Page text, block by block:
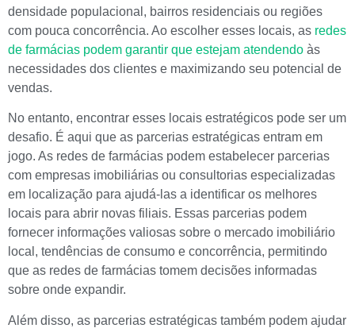
densidade populacional, bairros residenciais ou regiões
com pouca concorrência. Ao escolher esses locais, as redes
de farmácias podem garantir que estejam atendendo às
necessidades dos clientes e maximizando seu potencial de
vendas.
No entanto, encontrar esses locais estratégicos pode ser um
desafio. É aqui que as parcerias estratégicas entram em
jogo. As redes de farmácias podem estabelecer parcerias
com empresas imobiliárias ou consultorias especializadas
em localização para ajudá-las a identificar os melhores
locais para abrir novas filiais. Essas parcerias podem
fornecer informações valiosas sobre o mercado imobiliário
local, tendências de consumo e concorrência, permitindo
que as redes de farmácias tomem decisões informadas
sobre onde expandir.
Além disso, as parcerias estratégicas também podem ajudar